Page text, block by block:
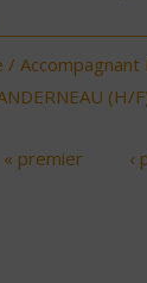
/ Accompagnant
(H/
« premier ‹